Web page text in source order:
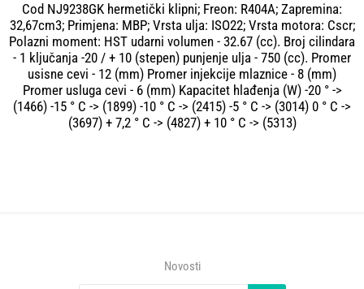
Cod NJ9238GK hermetički klipni; Freon: R404A; Zapremina:
32,67cm3; Primjena: MBP; Vrsta ulja: ISO22; Vrsta motora: Cscr;
Polazni moment: HST udarni volumen - 32.67 (cc). Broj cilindara
- 1 ključanja -20 / + 10 (stepen) punjenje ulja - 750 (cc). Promer
usisne cevi - 12 (mm) Promer injekcije mlaznice - 8 (mm)
Promer usluga cevi - 6 (mm) Kapacitet hlađenja (W) -20 ° ->
(1466) -15 ° C -> (1899) -10 ° C -> (2415) -5 ° C -> (3014) 0 ° C ->
(3697) + 7,2 ° C -> (4827) + 10 ° C -> (5313)
Novosti